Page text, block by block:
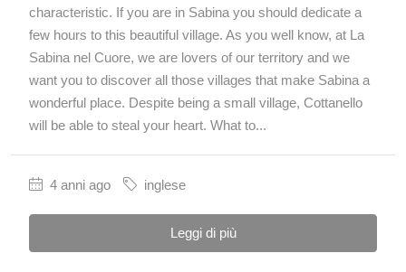
characteristic. If you are in Sabina you should dedicate a
few hours to this beautiful village. As you well know, at La
Sabina nel Cuore, we are lovers of our territory and we
want you to discover all those villages that make Sabina a
wonderful place. Despite being a small village, Cottanello
will be able to steal your heart. What to...
4 anni ago inglese
Leggi di più